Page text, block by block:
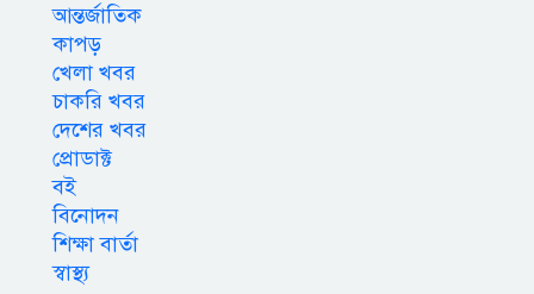
আন্তর্জাতিক
কাপড়
খেলা খবর
চাকরি খবর
দেশের খবর
প্রোডাক্ট
বই
বিনোদন
শিক্ষা বার্তা
স্বাস্থ্য